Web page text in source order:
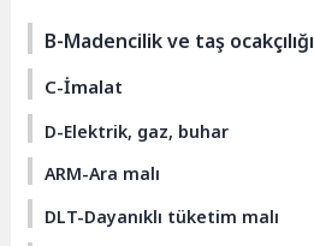
B-Madencilik ve taş ocakçılığı
C-İmalat
D-Elektrik, gaz, buhar
ARM-Ara malı
DLT-Dayanıklı tüketim malı